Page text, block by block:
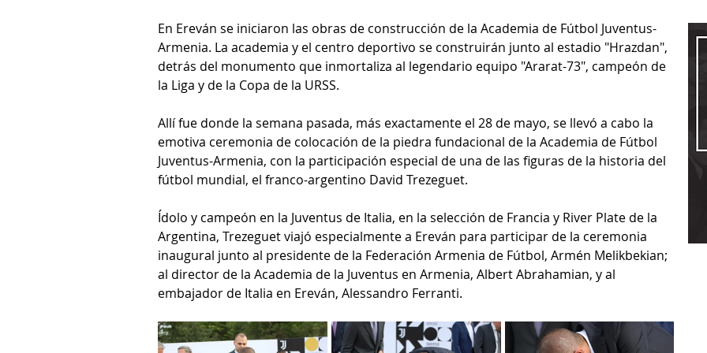
En Ereván se iniciaron las obras de construcción de la Academia de Fútbol Juventus-
Armenia. La academia y el centro deportivo se construirán junto al estadio "Hrazdan",
detrás del monumento que inmortaliza al legendario equipo "Ararat-73", campeón de
la Liga y de la Copa de la URSS.
Allí fue donde la semana pasada, más exactamente el 28 de mayo, se llevó a cabo la
emotiva ceremonia de colocación de la piedra fundacional de la Academia de Fútbol
Juventus-Armenia, con la participación especial de una de las figuras de la historia del
fútbol mundial, el franco-argentino David Trezeguet.
Ídolo y campeón en la Juventus de Italia, en la selección de Francia y River Plate de la
Argentina, Trezeguet viajó especialmente a Ereván para participar de la ceremonia
inaugural junto al presidente de la Federación Armenia de Fútbol, ​​Armén Melikbekian;
al director de la Academia de la Juventus en Armenia, Albert Abrahamian, y al
embajador de Italia en Ereván, Alessandro Ferranti.